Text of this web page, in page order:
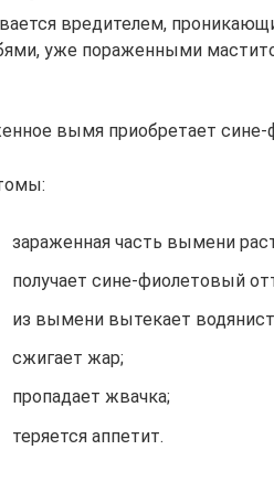
вредителем,
уже пораженными
вымя приобретает
зараженная часть вымени
получает сине-фиолетовый
из вымени вытекает
сжигает жар;
пропадает жвачка;
теряется аппетит.